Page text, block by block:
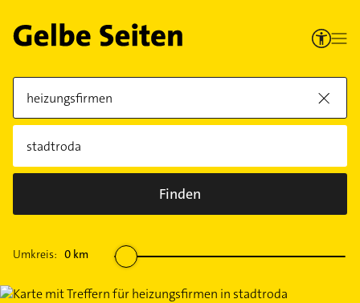
Finden
Umkreis: 0 km